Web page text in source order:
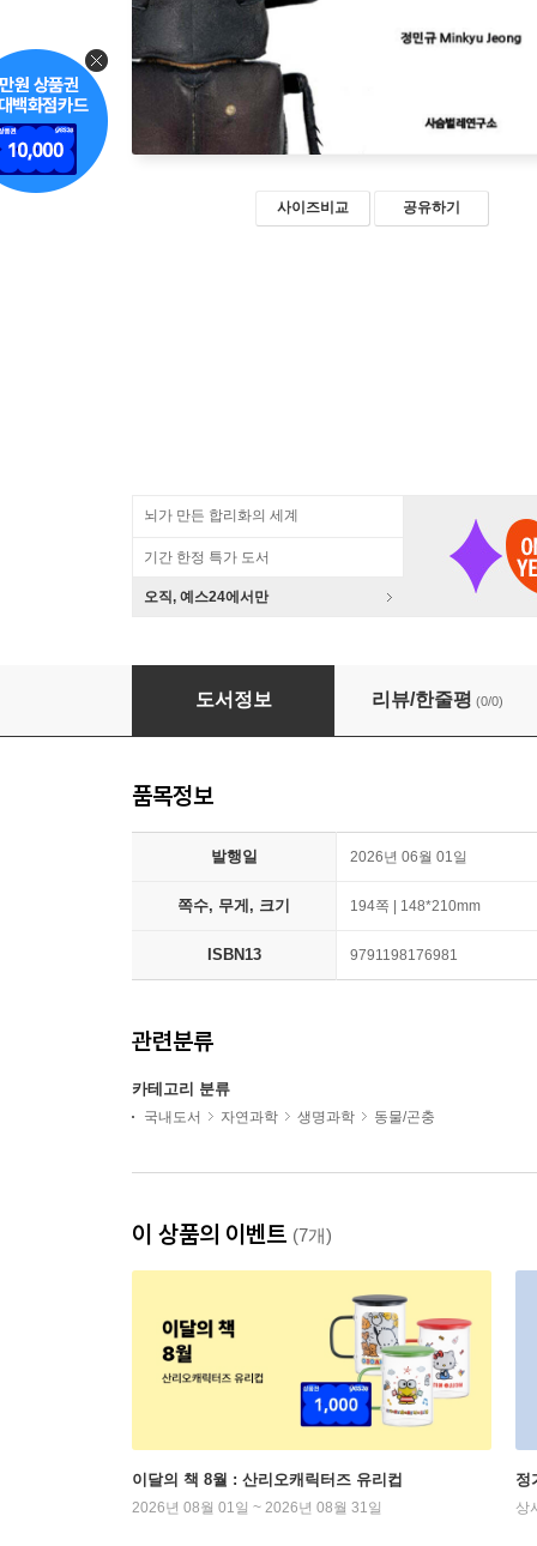
사이즈비교 공유하기
뇌가 만든 합리화의 세계
기간 한정 특가 도서
오직, 예스24에서만
세계의 사슴벌레 -유럽사슴벌레종군-
도서정보 리뷰/한줄평 (0/0)
품목정보
발행일 2026년 06월 01일
쪽수, 무게, 크기 194쪽 | 148*210mm
ISBN13 9791198176981
관련분류
카테고리 분류
국내도서 자연과학 생명과학 동물/곤충
이 상품의 이벤트 (7개)
이달의 책 8월 : 산리오캐릭터즈 유리컵
2026년 08월 01일 ~ 2026년 08월 31일
정
상